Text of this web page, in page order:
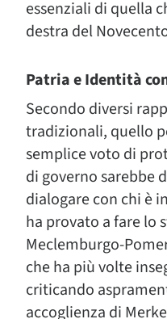
essenziali di quella
destra del
Patria e Identità
Secondo diversi
tradizionali, quello
semplice voto di
di governo sarebbe
dialogare con chi è
ha provato a fare lo
Meclemburgo-
che ha più volte
criticando
accoglienza di